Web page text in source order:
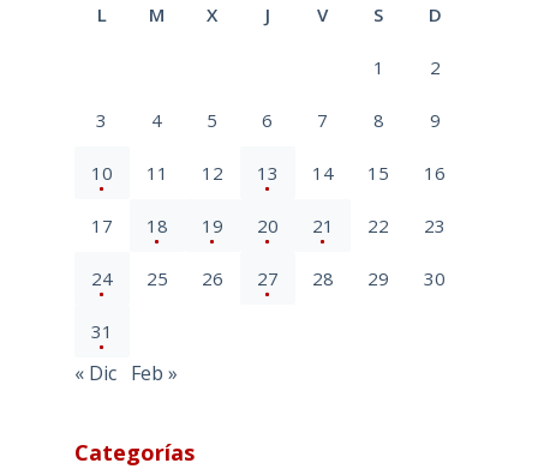
L M X J V S D
1 2
3 4 5 6 7 8 9
10 11 12 13 14 15 16
17 18 19 20 21 22 23
24 25 26 27 28 29 30
31
« Dic Feb »
Categorías